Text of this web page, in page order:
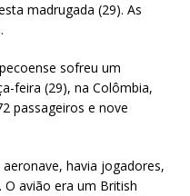
madrugada (29). As
sofreu um
feira (29), na Colômbia,
passageiros e nove
havia jogadores,
avião era um British